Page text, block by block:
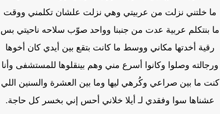
خلتني نزلت من عربيتي وهي نزلت علشان تكلمني ووقت
بنتكلم عربية عدت من جنبنا وواحد صوّب سلاحه ناحيتي بس
أخدتها مكاني ووسط ما كانت بتقع بين أيدي كان أخوها
وصلوا وكانوا أسرع مني وهم بينقلوها للمستشفى وأنا
ما بين صراعي وكُرهي ليها وما بين العشرة والسنين اللي
سوا وفقدي لـ أيلا خلاني أحس إني بخسر كل حاجة.